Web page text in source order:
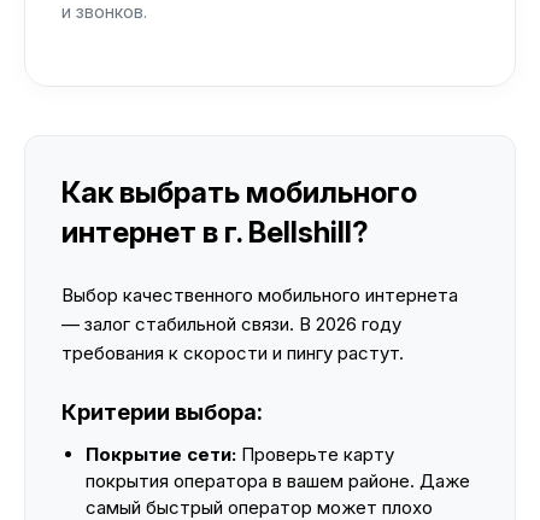
и звонков.
Как выбрать мобильного
интернет в г. Bellshill?
Выбор качественного мобильного интернета
— залог стабильной связи. В 2026 году
требования к скорости и пингу растут.
Критерии выбора:
Покрытие сети: Проверьте карту
покрытия оператора в вашем районе. Даже
самый быстрый оператор может плохо